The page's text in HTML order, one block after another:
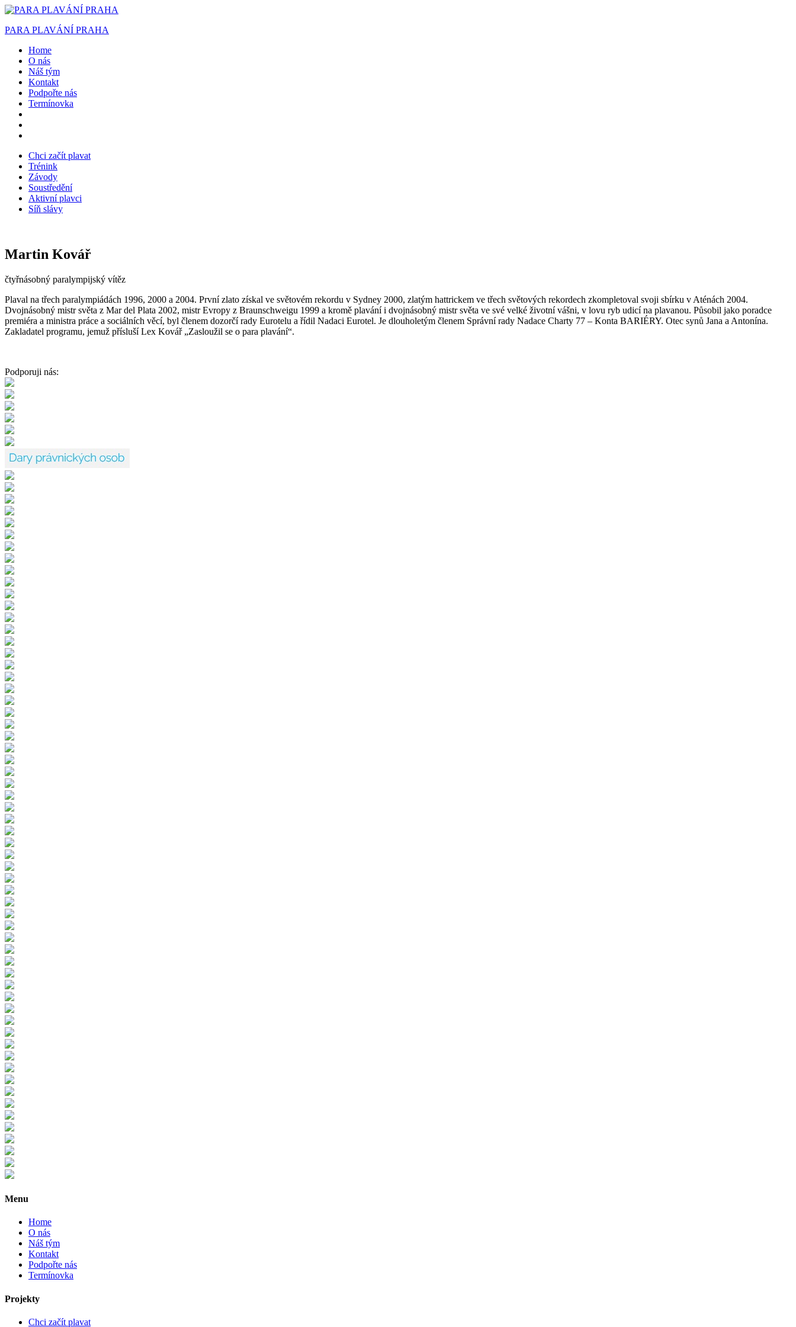
PARA PLAVÁNÍ PRAHA
Home
O nás
Náš tým
Kontakt
Podpořte nás
Termínovka
Chci začít plavat
Trénink
Závody
Soustředění
Aktivní plavci
Síň slávy
Martin Kovář
čtyřnásobný paralympijský vítěz
Plaval na třech paralympiádách 1996, 2000 a 2004. První zlato získal ve světovém rekordu v Sydney 2000, zlatým hattrickem ve třech světových rekordech zkompletoval svoji sbírku v Aténách 2004.
Dvojnásobný mistr světa z Mar del Plata 2002, mistr Evropy z Braunschweigu 1999 a kromě plavání i dvojnásobný mistr světa ve své velké životní vášni, v lovu ryb udicí na plavanou. Působil jako poradce
premiéra a ministra práce a sociálních věcí, byl členem dozorčí rady Eurotelu a řídil Nadaci Eurotel. Je dlouholetým členem Správní rady Nadace Charty 77 – Konta BARIÉRY. Otec synů Jana a Antonína.
Zakladatel programu, jemuž přísluší Lex Kovář „Zasloužil se o para plavání“.
Podporuji nás:
Menu
Home
O nás
Náš tým
Kontakt
Podpořte nás
Termínovka
Projekty
Chci začít plavat